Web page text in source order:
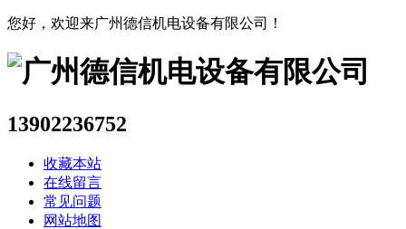
您好，欢迎来广州德信机电设备有限公司！
13902236752
收藏本站
在线留言
常见问题
网站地图